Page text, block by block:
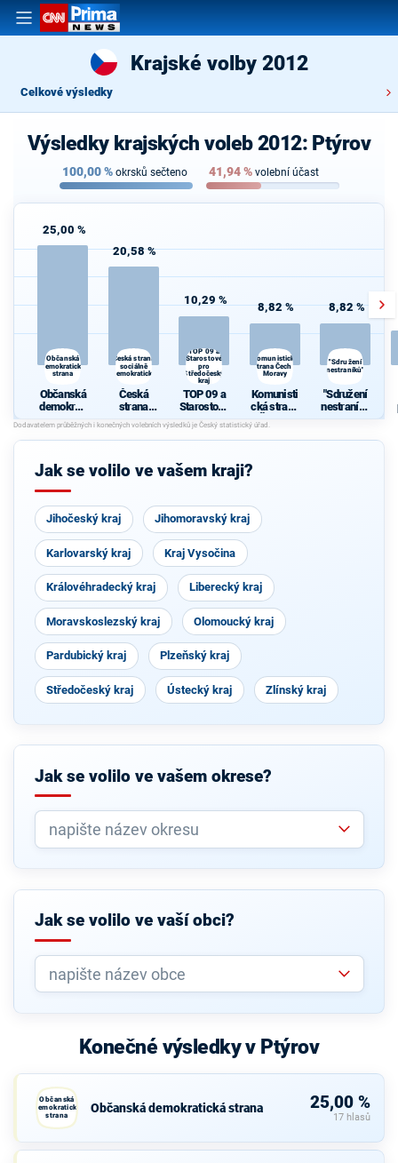
Krajské volby 2012
Celkové výsledky
Výsledky krajských voleb 2012: Ptýrov
100,00% okrsků sečteno 41,94% volební účast
25,00 %
Občanská
demokratická
strana
Občanská
demokrati
cká strana
20,58 %
Česká strana
sociálně
demokratická
Česká
strana
sociálně
demokrati
cká
10,29 %
TOP 09 a
Starostové
pro
Středočeský
kraj
TOP 09 a
Starostové
pro
Středočes
ký kraj
8,82 %
Komunistická
strana Čech a
Moravy
Komunisti
cká strana
Čech a
Moravy
8,82 %
"Sdružení
nestraníků"
"Sdružení
nestraníků
"
Jak se volilo ve vašem kraji?
Jihočeský kraj Jihomoravský kraj
Karlovarský kraj Kraj Vysočina
Královéhradecký kraj Liberecký kraj
Moravskoslezský kraj Olomoucký kraj
Pardubický kraj Plzeňský kraj
Středočeský kraj Ústecký kraj Zlínský kraj
Jak se volilo ve vašem okrese?
Jak se volilo ve vaší obci?
Konečné výsledky v Ptýrov
Občanská
demokratická
strana
Občanská demokratická strana 25,00 %
17 hlasů